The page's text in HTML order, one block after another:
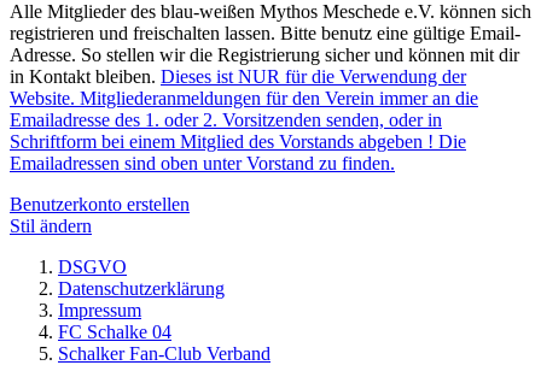
Alle Mitglieder des blau-weißen Mythos Meschede e.V. können sich
registrieren und freischalten lassen. Bitte benutz eine gültige Email-
Adresse. So stellen wir die Registrierung sicher und können mit dir
in Kontakt bleiben. Dieses ist NUR für die Verwendung der
Website. Mitgliederanmeldungen für den Verein immer an die
Emailadresse des 1. oder 2. Vorsitzenden senden, oder in
Schriftform bei einem Mitglied des Vorstands abgeben ! Die
Emailadressen sind oben unter Vorstand zu finden.
Benutzerkonto erstellen
Stil ändern
DSGVO
Datenschutzerklärung
Impressum
FC Schalke 04
Schalker Fan-Club Verband